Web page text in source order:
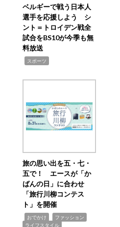
ベルギーで戦う日本人
選手を応援しよう シ
ント＝トロイデン戦全
試合をBS10が今季も無
料放送
スポーツ
旅の思い出を五・七・
五で！ エースが「か
ばんの日」に合わせ
「旅行川柳コンテス
ト」を開催
おでかけ ファッション
ライフスタイル